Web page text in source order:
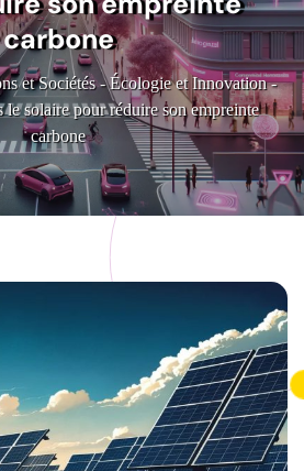
carbone
et Sociétés - Écologie et Innovation -
solaire pour réduire son empreinte
carbone